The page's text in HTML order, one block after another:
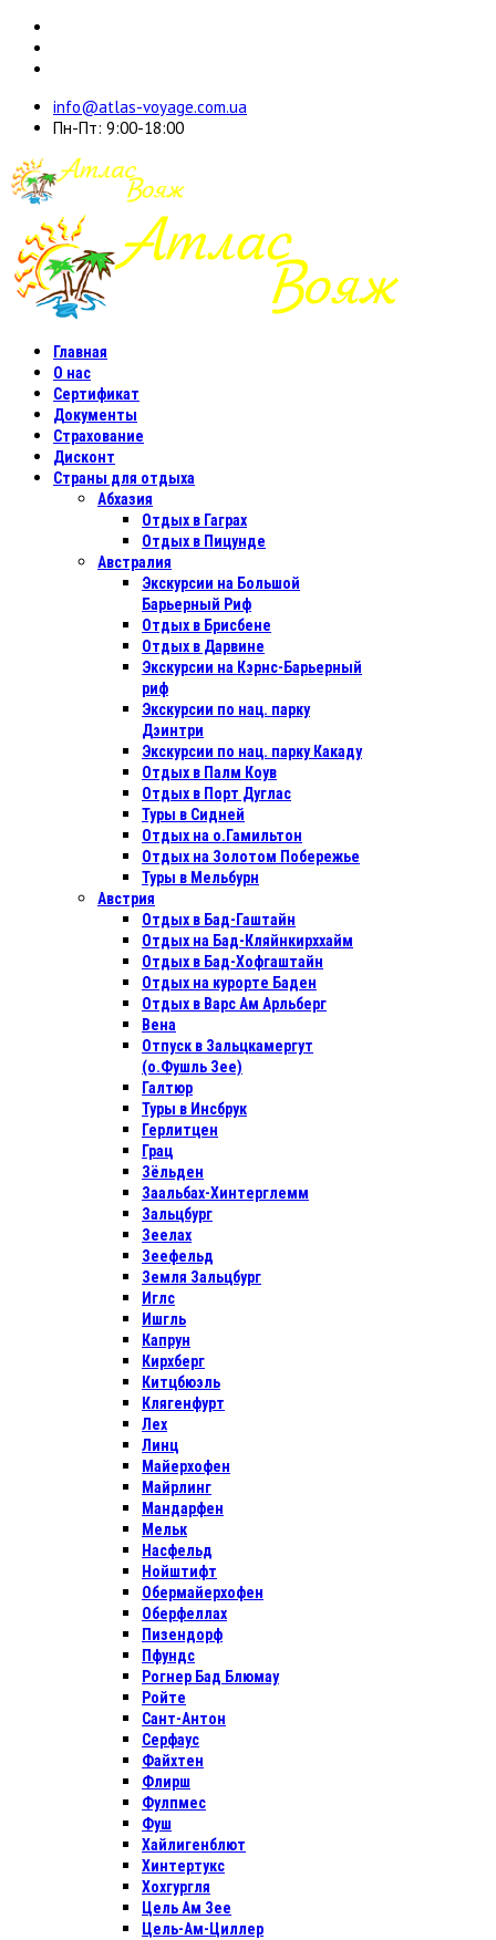
info@atlas-voyage.com.ua
Пн-Пт: 9:00-18:00
Главная
О нас
Сертификат
Документы
Страхование
Дисконт
Страны для отдыха
Абхазия
Отдых в Гаграх
Отдых в Пицунде
Австралия
Экскурсии на Большой
Барьерный Риф
Отдых в Бриcбене
Отдых в Дарвине
Экскурсии на Кэрнс-Барьерный
риф
Экскурсии по нац. парку
Дэинтри
Экскурсии по нац. парку Какаду
Отдых в Палм Коув
Отдых в Порт Дуглас
Туры в Сидней
Отдых на о.Гамильтон
Отдых на Золотом Побережье
Туры в Мельбурн
Австрия
Отдых в Бад-Гаштайн
Отдых на Бад-Кляйнкирххайм
Отдых в Бад-Хофгаштайн
Отдых на курорте Баден
Отдых в Варс Ам Арльберг
Вена
Отпуск в Зальцкамергут
(о.Фушль Зее)
Галтюр
Туры в Инсбрук
Герлитцен
Грац
Зёльден
Заальбах-Хинтерглемм
Зальцбург
Зеелах
Зеефельд
Земля Зальцбург
Иглс
Ишгль
Капрун
Кирхберг
Китцбюэль
Клягенфурт
Лех
Линц
Майерхофен
Майрлинг
Мандарфен
Мельк
Насфельд
Нойштифт
Обермайерхофен
Оберфеллах
Пизендорф
Пфундс
Рогнер Бад Блюмау
Ройте
Сант-Антон
Серфаус
Файхтен
Флирш
Фулпмес
Фуш
Хайлигенблют
Хинтертукс
Хохгургля
Цель Ам Зее
Цель-Ам-Циллер